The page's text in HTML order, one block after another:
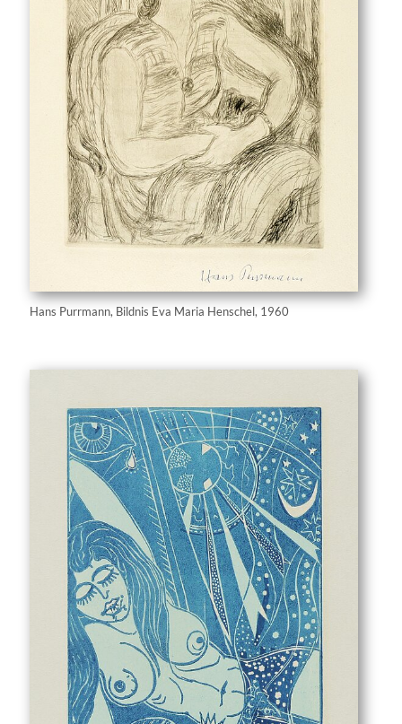
Hans Purrmann, Bildnis Eva Maria Henschel, 1960